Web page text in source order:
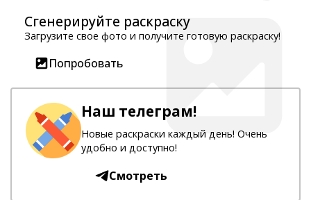
Сгенерируйте раскраску
Загрузите свое фото и получите готовую раскраску!
Попробовать
Наш телеграм!
Новые раскраски каждый день! Очень
удобно и доступно!
Смотреть